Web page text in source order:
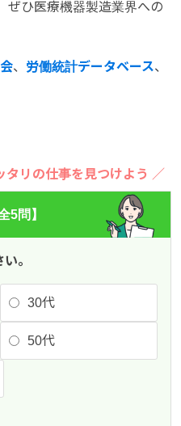
ぜひ医療機器製造業界への
、 労働統計データベース、
タリの仕事を見つけよう ／
5問】
。
30代
50代